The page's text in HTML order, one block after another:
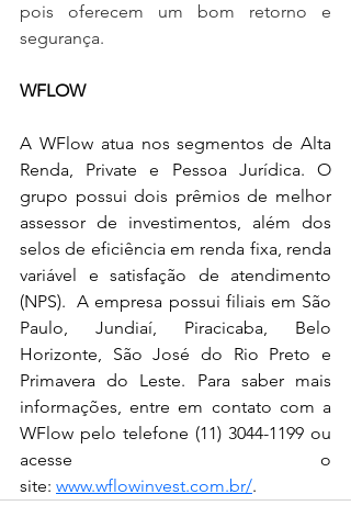
pois oferecem um bom retorno e
segurança.
WFLOW
A WFlow atua nos segmentos de Alta
Renda, Private e Pessoa Jurídica. O
grupo possui dois prêmios de melhor
assessor de investimentos, além dos
selos de eficiência em renda fixa, renda
variável e satisfação de atendimento
(NPS).  A empresa possui filiais em São
Paulo, Jundiaí, Piracicaba, Belo
Horizonte, São José do Rio Preto e
Primavera do Leste. Para saber mais
informações, entre em contato com a
WFlow pelo telefone (11) 3044-1199 ou
acesse o
site: www.wflowinvest.com.br/.